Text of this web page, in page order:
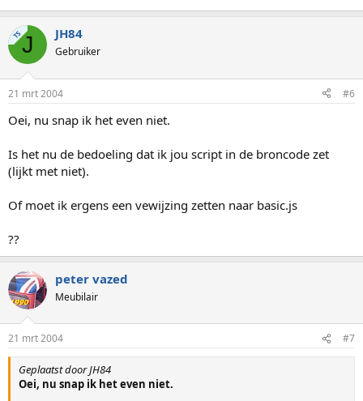
TSJ JH84
Gebruiker
21 mrt 2004 #6
Oei, nu snap ik het even niet.
Is het nu de bedoeling dat ik jou script in de broncode zet
(lijkt met niet).
Of moet ik ergens een vewijzing zetten naar basic.js
??
peter vazed
Meubilair
21 mrt 2004 #7
Geplaatst door JH84
Oei, nu snap ik het even niet.